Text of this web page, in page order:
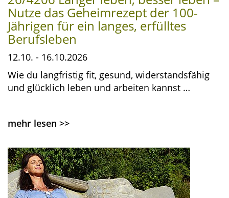
Nutze das Geheimrezept der 100-
Jährigen für ein langes, erfülltes
Berufsleben
12.10. - 16.10.2026
Wie du langfristig fit, gesund, widerstandsfähig
und glücklich leben und arbeiten kannst …
mehr lesen >>